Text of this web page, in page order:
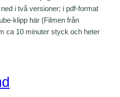
i två versioner; i pdf-format
klipp här (Filmen från
ca 10 minuter styck och heter